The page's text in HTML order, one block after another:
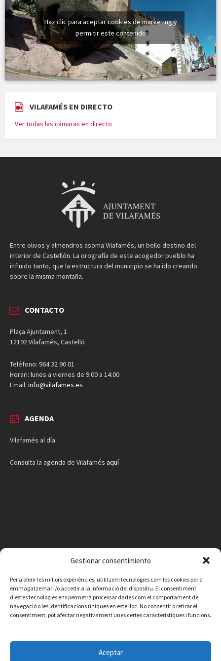
Gestionar consentimiento
Per a oferir les millors experiències, utilitzem tecnologies com les cookies per a
emmagatzemar i/o accedir a la informació del dispositiu. El consentiment
d'estes tecnologies ens permetrà processar dades com el comportament de
navegació o les identificacions úniques en este lloc. No consentir o retirar el
consentiment, pot afectar negativament unes certes característiques i funcions.
Aceptar
Haz clic para aceptar cookies de marketing y
permitir este contenido
VILAFAMÉS EN DIRECTO
Ver todas las cámaras en directo
Entre olivos y almendros asoma Vilafamés, un bello destino del
interior de Castellón. La orografía de este acogedor pueblo ha
influido tanto, que la estructura del municipio se ha ido creando
sobre la misma montaña.
CONTACTO
Plaça Ajuntament, 1
12192 Vilafamés, Castelló
Teléfono: 964 32 90 01
Horari: lunes a viernes de 9:00 a 14:00
Email: info@vilafames.es
AGENDA
Vilafamés al día
Consulta la agenda de Vilafamés aquí
Política de privacidad